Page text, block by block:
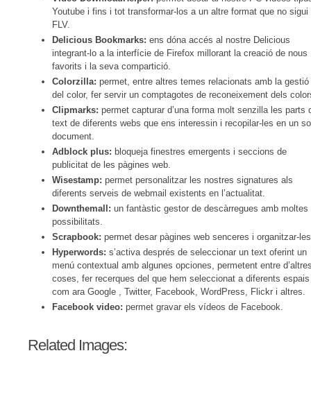
Youtube i fins i tot transformar-los a un altre format que no sigui
FLV.
Delicious Bookmarks: ens dóna accés al nostre Delicious
integrant-lo a la interfície de Firefox millorant la creació de nous
favorits i la seva compartició.
Colorzilla: permet, entre altres temes relacionats amb la gestió
del color, fer servir un comptagotes de reconeixement dels
Clipmarks: permet capturar d’una forma molt senzilla les parts
text de diferents webs que ens interessin i recopilar-les en un
document.
Adblock plus: bloqueja finestres emergents i seccions de
publicitat de les pàgines web.
Wisestamp: permet personalitzar les nostres signatures als
diferents serveis de webmail existents en l’actualitat.
Downthemall: un fantàstic gestor de descàrregues amb moltes
possibilitats.
Scrapbook: permet desar pàgines web senceres i organitzar-
Hyperwords: s’activa després de seleccionar un text oferint un
menú contextual amb algunes opciones, permetent entre
coses, fer recerques del que hem seleccionat a diferents espais
com ara Google , Twitter, Facebook, WordPress, Flickr i altres.
Facebook video: permet gravar els vídeos de Facebook.
Related Images: